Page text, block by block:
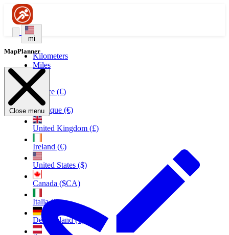
mi
Kilometers
Miles
France (€)
Belgique (€)
United Kingdom (£)
Ireland (€)
United States ($)
Canada ($CA)
Italia (€)
Deutschland (€)
MapPlanner
Close menu